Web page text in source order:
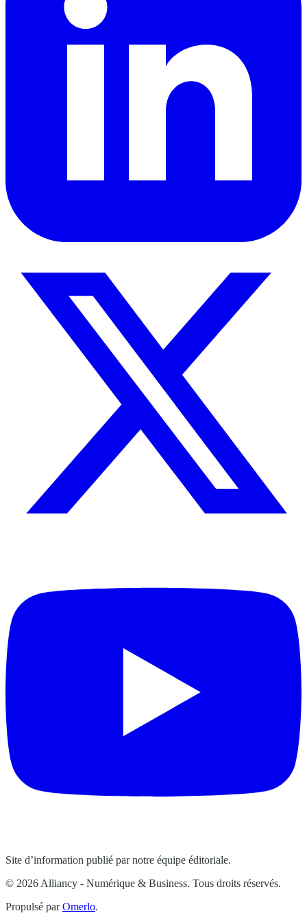
Site d’information publié par notre équipe éditoriale.
© 2026 Alliancy - Numérique & Business. Tous droits réservés.
Propulsé parOmerlo.